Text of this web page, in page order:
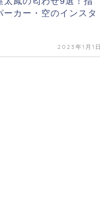
ーカー・空のインスタ
2023年1月1